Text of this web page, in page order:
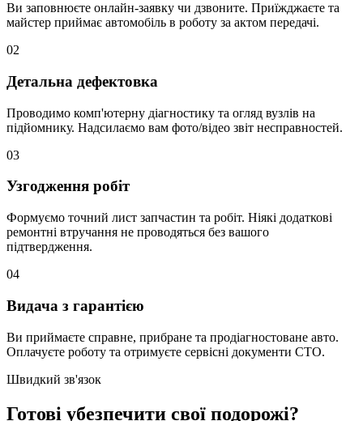
Ви заповнюєте онлайн-заявку чи дзвоните. Приїжджаєте та
майстер приймає автомобіль в роботу за актом передачі.
02
Детальна дефектовка
Проводимо комп'ютерну діагностику та огляд вузлів на
підйомнику. Надсилаємо вам фото/відео звіт несправностей.
03
Узгодження робіт
Формуємо точний лист запчастин та робіт. Ніякі додаткові
ремонтні втручання не проводяться без вашого
підтвердження.
04
Видача з гарантією
Ви приймаєте справне, прибране та продіагностоване авто.
Оплачуєте роботу та отримуєте сервісні документи СТО.
Швидкий зв'язок
Готові убезпечити свої подорожі?